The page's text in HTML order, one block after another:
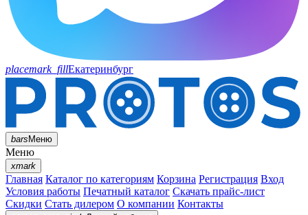
placemark_fillЕкатеринбург
barsМеню
Меню
xmark
Главная Каталог по категориям Корзина Регистрация Вход
Условия работы Печатный каталог Скачать прайс-лист
Скидки Стать дилером О компании Контакты